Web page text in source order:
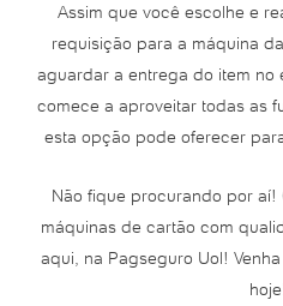
Assim que você escolhe e
requisição para a máquina
aguardar a entrega do item
comece a aproveitar todas as
esta opção pode oferecer
Não fique procurando por
máquinas de cartão com
aqui, na Pagseguro Uol!